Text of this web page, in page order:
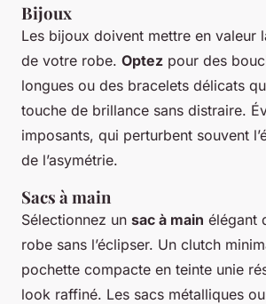
Bijoux
Les bijoux doivent mettre en valeur
de votre robe. Optez pour des
longues ou des bracelets délicats
touche de brillance sans distraire.
imposants, qui perturbent souvent
de l’asymétrie.
Sacs à main
Sélectionnez un sac à main élégant
robe sans l’éclipser. Un clutch
pochette compacte en teinte unie
look raffiné. Les sacs métalliques